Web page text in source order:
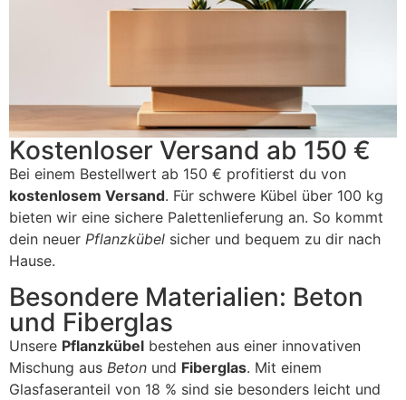
Kostenloser Versand ab 150 €
Bei einem Bestellwert ab 150 € profitierst du von
kostenlosem Versand. Für schwere Kübel über 100 kg
bieten wir eine sichere Palettenlieferung an. So kommt
dein neuer Pflanzkübel sicher und bequem zu dir nach
Hause.
Besondere Materialien: Beton
und Fiberglas
Unsere Pflanzkübel bestehen aus einer innovativen
Mischung aus Beton und Fiberglas. Mit einem
Glasfaseranteil von 18 % sind sie besonders leicht und